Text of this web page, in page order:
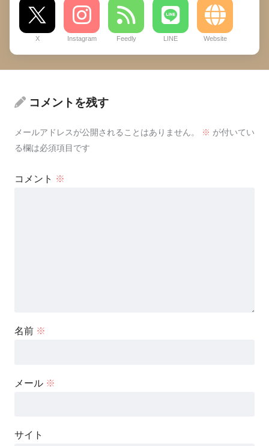
X Instagram Feedly LINE Website
コメントを残す
メールアドレスが公開されることはありません。 ※ が付いてい
る欄は必須項目です
コメント ※
名前 ※
メール ※
サイト